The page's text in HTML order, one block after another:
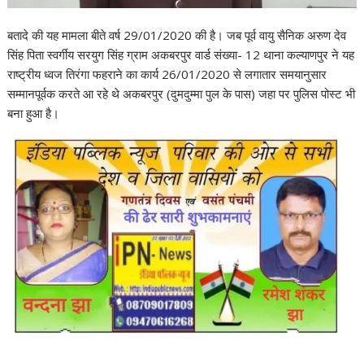
बतादे की यह मामला बीते वर्ष 29/01/2020 की है। जब पूर्व वायु सैनिक अरुण देव
सिंह पिता स्वर्गीय सरयुग सिंह ग्राम अकबरपुर वार्ड संख्या- 12 थाना कल्याणपुर ने यह
राष्ट्रीय ध्वज तिरंगा फहराने का कार्य 26/01/2020 से लगातार समयानुसार
सम्मानपूर्वक करते आ रहे थे अकबरपुर (दुमदुम्मा पुल के पास) जहा पर पुलिस पोस्ट भी
बना हुआ है।